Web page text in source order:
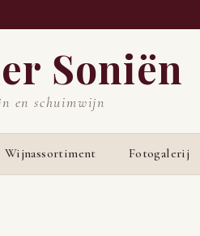
Soniën
en schuimwijn
Wijnassortiment Fotogalerij